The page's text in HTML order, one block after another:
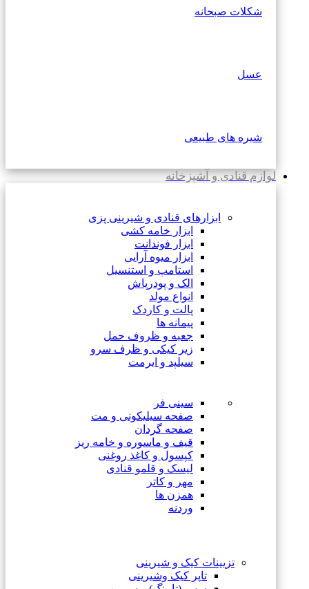
شکلات صبحانه
عسل
شیره های طبیعی
لوازم قنادی و آشپزخانه
ابزارهای قنادی و شیرینی پزی
ابزار خامه کشی
ابزار فوندانت
ابزار میوه آرایی
استامپ و استنسیل
الک و پودرپاش
انواع مولد
پالت و کاردک
پیمانه ها
جعبه و ظروف حمل
زیر کیکی و ظرف سرو
سیلپد و ایرمت
سینی فر
صفحه سیلیکونی و مت
صفحه گردان
قیف و ماسوره و خامه ریز
کپسول و کاغذ روغنی
لیسک و قلمو قنادی
مهر و کاتر
همزن ها
وردنه
تزیینات کیک و شیرینی
تاپر کیک وشیرینی